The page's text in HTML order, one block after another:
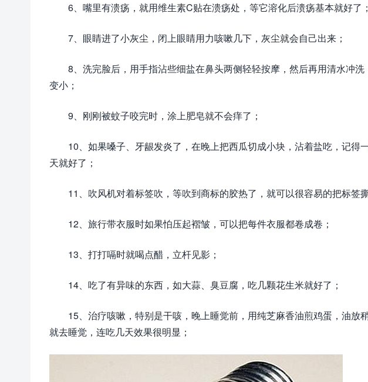
6、嘴里有溃疡，就用维生素C贴在溃疡处，等它溶化后溃疡基本就好了；
7、眼睛进了小灰尘，闭上眼睛用力咳嗽几下，灰尘就会自己出来；
8、洗完脸后，用手指沾些细盐在鼻头两侧轻轻按摩，然后再用清水冲
变小；
9、刚刚被蚊子咬完时，涂上肥皂就不会痒了；
10、如果嗓子、牙龈发炎了，在晚上把西瓜切成小块，沾着盐吃，记得
天就好了；
11、吹风机对着标签吹，等吹到商标的胶热了，就可以很容易的把标签
12、旅行带衣服时如果怕压起褶皱，可以把每件衣服都卷成卷；
13、打打嗝时就喝点醋，立杆见影；
14、吃了有异味的东西，如大蒜、臭豆腐，吃几颗花生米就好了；
15、治疗咳嗽，特别是干咳，晚上睡觉前，用纯芝麻香油煎鸡蛋，油放
就去睡觉，连吃几天效果很明显；